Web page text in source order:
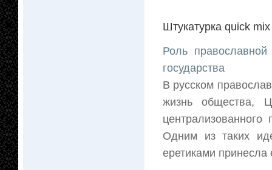
Штукатурка quick
Роль
государства
В русском
жизнь общества,
Одним из таких
еретиками